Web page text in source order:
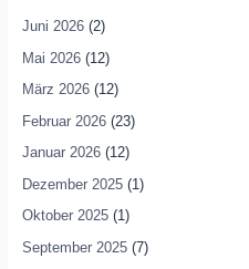
Juni 2026(2)
Mai 2026(12)
März 2026(12)
Februar 2026(23)
Januar 2026(12)
Dezember 2025(1)
Oktober 2025(1)
September 2025(7)